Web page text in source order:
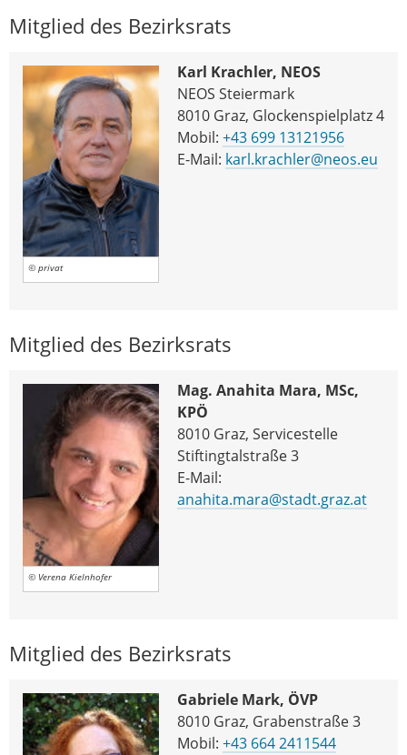
Mitglied des Bezirksrats
© privat
Karl Krachler, NEOS
NEOS Steiermark
8010 Graz, Glockenspielplatz 4
Mobil: +43 699 13121956
E-Mail: karl.krachler@neos.eu
Mitglied des Bezirksrats
© Verena Kielnhofer
Mag. Anahita Mara, MSc,
KPÖ
8010 Graz, Servicestelle
Stiftingtalstraße 3
E-Mail:
anahita.mara@stadt.graz.at
Mitglied des Bezirksrats
Gabriele Mark, ÖVP
8010 Graz, Grabenstraße 3
Mobil: +43 664 2411544